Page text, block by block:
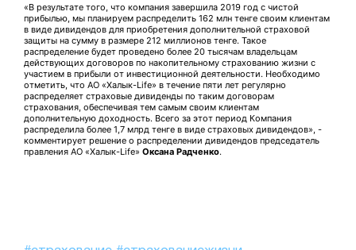
«В результате того, что компания завершила 2019 год с чистой
прибылью, мы планируем распределить 162 млн тенге своим клиентам
в виде дивидендов для приобретения дополнительной страховой
защиты на сумму в размере 212 миллионов тенге. Такое
распределение будет проведено более 20 тысячам владельцам
действующих договоров по накопительному страхованию жизни с
участием в прибыли от инвестиционной деятельности. Необходимо
отметить, что АО «Халык-Life» в течение пяти лет регулярно
распределяет страховые дивиденды по таким договорам
страхования, обеспечивая тем самым своим клиентам
дополнительную доходность. Всего за этот период Компания
распределила более 1,7 млрд тенге в виде страховых дивидендов», -
комментирует решение о распределении дивидендов председатель
правления АО «Халык-Life» Оксана Радченко.